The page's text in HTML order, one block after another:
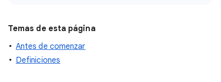
Temas de esta página
Antes de comenzar
Definiciones